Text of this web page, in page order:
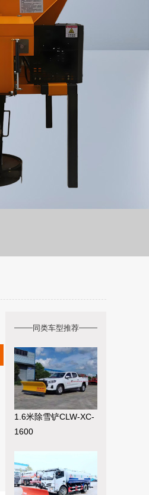
同类车型推荐
1.6米除雪铲CLW-XC-
1600